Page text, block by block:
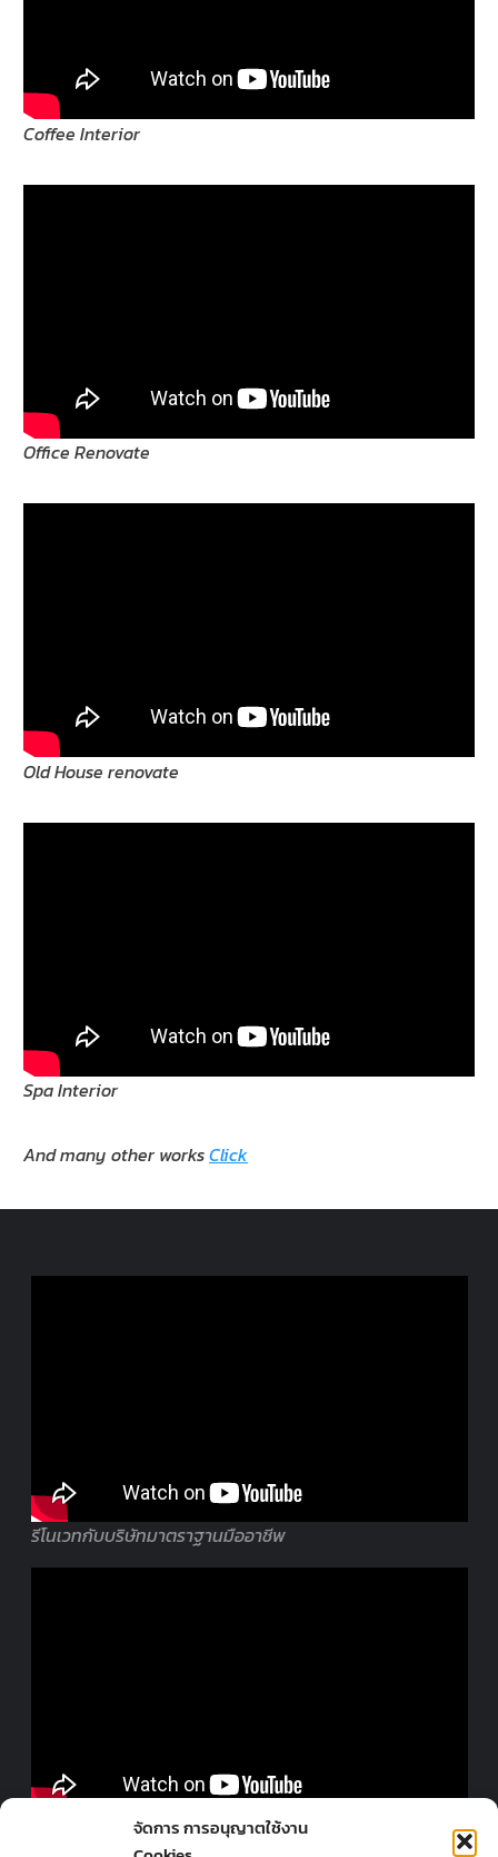
จัดการ การอนุญาตใช้งาน
Coffee Interior
Office Renovate
Old House renovate
Spa Interior
And many other worksClick
รีโนเวทกับบริษัทมาตราฐานมืออาชีพ
ออกแบบร้านโดยมืออาชีพ